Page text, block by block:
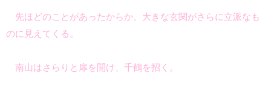
先ほどのことがあったからか、大きな玄関がさらに立派なも
のに見えてくる。
南山はさらりと扉を開け、千鶴を招く。